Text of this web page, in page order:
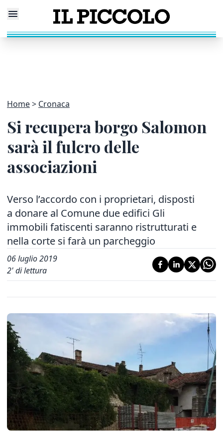
Home Cronaca
Si recupera borgo Salomon
sarà il fulcro delle
associazioni
Verso l’accordo con i proprietari, disposti
a donare al Comune due edifici Gli
immobili fatiscenti saranno ristrutturati e
nella corte si farà un parcheggio
06 luglio 2019
2' di lettura